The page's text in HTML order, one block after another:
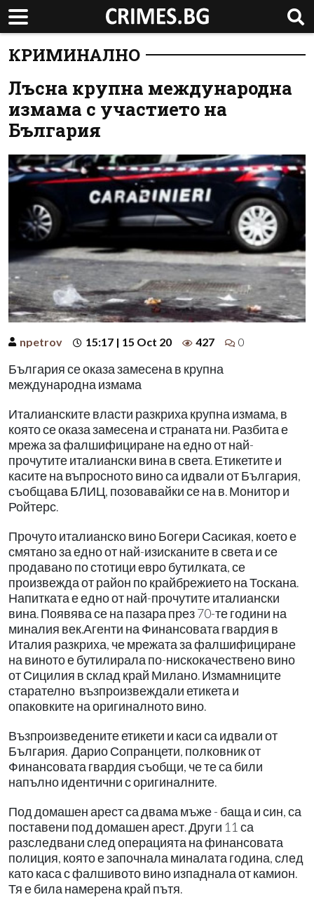
КРИМИНАЛНО
Лъсна крупна международна
измама с участието на
България
npetrov 15:17 | 15 Oct 20 427 0
България се оказа замесена в крупна
международна измама
Италианските власти разкриха крупна измама, в
която се оказа замесена и страната ни. Разбита е
мрежа за фалшифициране на едно от най-
прочутите италиански вина в света. Етикетите и
касите на въпросното вино са идвали от България,
съобщава БЛИЦ, позовавайки се на в. Монитор и
Ройтерс.
Прочуто италианско вино Богери Сасикая, което е
смятано за едно от най-изисканите в света и се
продавано по стотици евро бутилката, се
произвежда от район по крайбрежието на Тоскана.
Напитката е едно от най-прочутите италиански
вина. Появява се на пазара през 70-те години на
миналия век.Агенти на Финансовата гвардия в
Италия разкриха, че мрежата за фалшифициране
на виното е бутилирала по-нискокачествено вино
от Сицилия в склад край Милано. Измамниците
старателно възпроизвеждали етикета и
опаковките на оригиналното вино.
Възпроизведените етикети и каси са идвали от
България. Дарио Сопранцети, полковник от
Финансовата гвардия съобщи, че те са били
напълно идентични с оригиналните.
Под домашен арест са двама мъже - баща и син, са
поставени под домашен арест. Други 11 са
разследвани след операцията на финансовата
полиция, която е започнала миналата година, след
като каса с фалшивото вино изпаднала от камион.
Тя е била намерена край пътя.